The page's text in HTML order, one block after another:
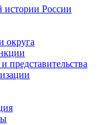
истории России
округа
представительства